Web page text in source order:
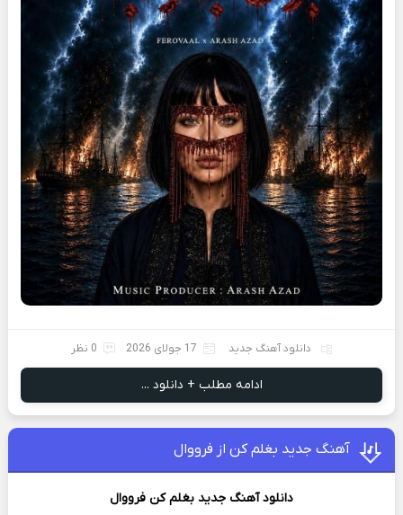
دانلود آهنگ جدید 17 جولای 2026 0 نظر
ادامه مطلب + دانلود ...
آهنگ جدید بغلم کن از فرووال
دانلود آهنگ جدید بغلم کن فرووال